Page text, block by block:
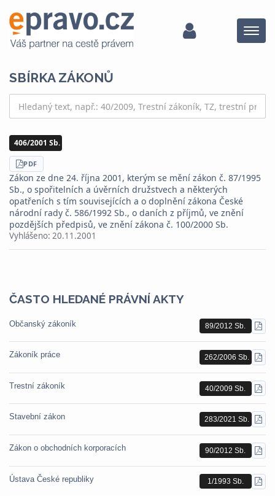
Menu
SBÍRKA ZÁKONŮ
406/2001 Sb.
STÁHNOUT
PDF
Zákon ze dne 24. října 2001, kterým se mění zákon č. 87/1995
Sb., o spořitelních a úvěrních družstvech a některých
opatřeních s tím souvisejících a o doplnění zákona České
národní rady č. 586/1992 Sb., o daních z příjmů, ve znění
pozdějších předpisů, ve znění zákona č. 100/2000 Sb.
Vyhlášeno: 20.11.2001
ČASTO HLEDANÉ PRÁVNÍ AKTY
Občanský zákoník 89/2012 Sb.
PDF
Zákoník práce 262/2006 Sb.
PDF
Trestní zákoník 40/2009 Sb.
PDF
Stavební zákon 283/2021 Sb.
PDF
Zákon o obchodních korporacích 90/2012 Sb.
PDF
Ústava České republiky 1/1993 Sb.
PDF